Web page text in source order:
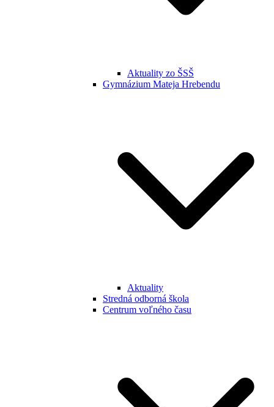
Aktuality zo ŠSŠ
Gymnázium Mateja Hrebendu
Aktuality
Stredná odborná škola
Centrum voľného času